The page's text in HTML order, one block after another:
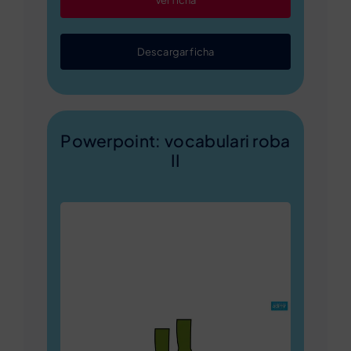
Descargar ficha
Powerpoint: vocabulari roba
II